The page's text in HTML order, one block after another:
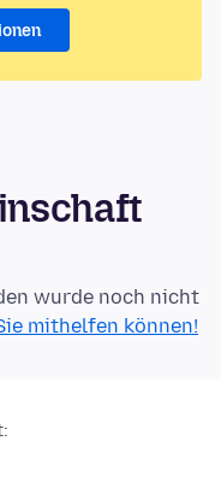
wurde noch nicht
mithelfen können!